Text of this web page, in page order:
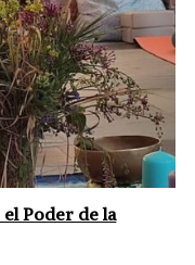
Poder de la